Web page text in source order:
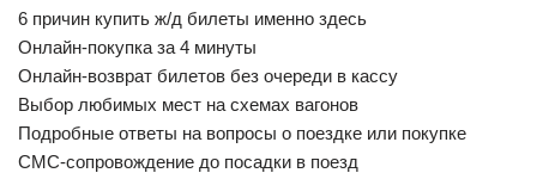
6 причин купить ж/д билеты именно здесь
Онлайн-покупка за 4 минуты
Онлайн-возврат билетов без очереди в кассу
Выбор любимых мест на схемах вагонов
Подробные ответы на вопросы о поездке или покупке
СМС-сопровождение до посадки в поезд